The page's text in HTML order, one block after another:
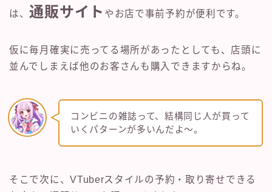
は、通販サイト やお店で事前予約が便利です。
仮に毎月確実に売ってる場所があったとしても、店頭に
並んでしまえば他のお客さんも購入できますからね。
コンビニの雑誌って、結構同じ人が買って
いくパターンが多いんだよ～。
そこで次に、VTuberスタイルの予約・取り寄せできる